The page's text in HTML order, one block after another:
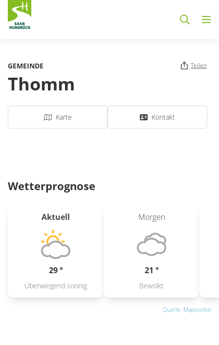
GEMEINDE Teilen
Thomm
Karte Kontakt
Wetterprognose
Aktuell
29 °
Überwiegend sonnig
Morgen
21 °
Bewölkt
Quelle: Maptoolkit